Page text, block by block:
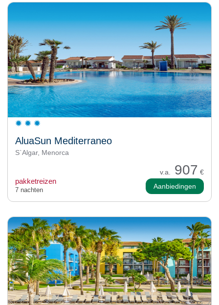
AluaSun Mediterraneo
S`Algar, Menorca
v.a. 907 €
pakketreizen
7 nachten Aanbiedingen